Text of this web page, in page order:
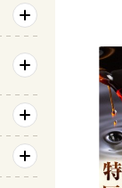
城
（